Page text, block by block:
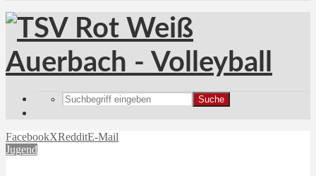
Suche
FacebookXRedditE-Mail
Jugend